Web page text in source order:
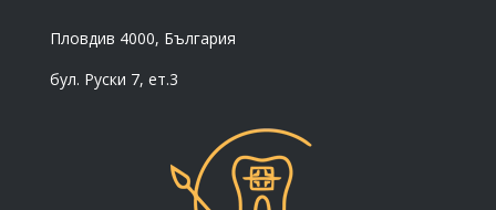
Пловдив 4000, България
бул. Руски 7, ет.3